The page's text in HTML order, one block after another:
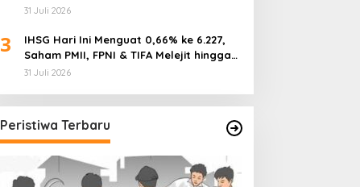
31 Juli 2026
3
IHSG Hari Ini Menguat 0,66% ke 6.227,
Saham PMII, FPNI & TIFA Melejit hingga
28%! Ini Daftar Saham Paling Cuan &
31 Juli 2026
Peristiwa Terbaru